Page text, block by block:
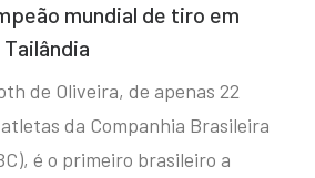
mundial de tiro em
de Oliveira, de apenas 22
da Companhia Brasileira
é o primeiro brasileiro a